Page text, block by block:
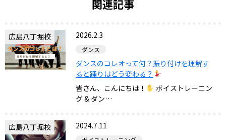
関連記事
広島八丁堀校 2026.2.3
ダンス
ダンスのコレオって何？振り付けを理解す
ると踊りはどう変わる？
皆さん、こんにちは！
ボイストレーニン
グ & ダン…
広島八丁堀校 2024.7.11